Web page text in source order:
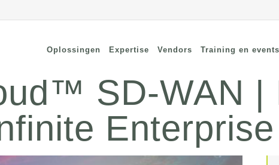
Oplossingen
Remote Connectivity
Security
Security
Security
Connectivity
Wi-Fi / Bluetooth
Expertise Vendors Training en events
SD-WAN |
Enterprise